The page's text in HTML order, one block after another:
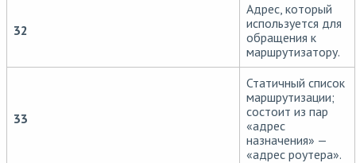
32
Адрес, который
используется для
обращения к
маршрутизатору.
33
Статичный список
маршрутизации;
состоит из пар
«адрес
назначения» —
«адрес роутера».